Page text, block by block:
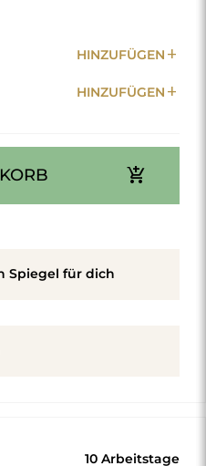
HINZUFÜGEN add
HINZUFÜGEN add
add_shopping_cart
Spiegel für dich
10 Arbeitstage